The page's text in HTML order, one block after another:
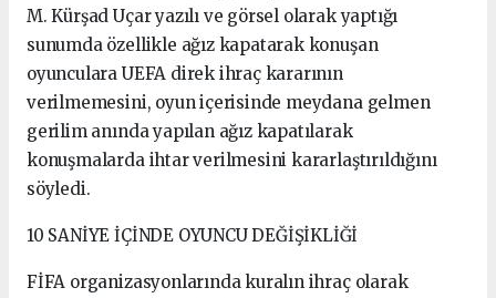
M. Kürşad Uçar yazılı ve görsel olarak yaptığı
sunumda özellikle ağız kapatarak konuşan
oyunculara UEFA direk ihraç kararının
verilmemesini, oyun içerisinde meydana gelmen
gerilim anında yapılan ağız kapatılarak
konuşmalarda ihtar verilmesini kararlaştırıldığını
söyledi.
10 SANİYE İÇİNDE OYUNCU DEĞİŞİKLİĞİ
FİFA organizasyonlarında kuralın ihraç olarak